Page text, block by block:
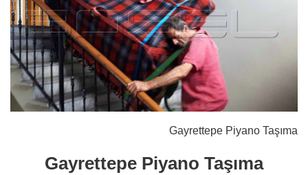
Gayrettepe Piyano Taşıma
Gayrettepe Piyano Taşıma